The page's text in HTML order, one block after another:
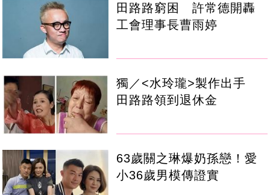
田路路窮困 許常德開轟
工會理事長曹雨婷
獨／<水玲瓏>製作出手
田路路領到退休金
63歲關之琳爆奶孫戀！愛
小36歲男模傳證實